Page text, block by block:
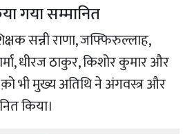
गया सम्मानित
सन्नी राणा, जफ्फिरुल्लाह,
धीरज ठाकुर, किशोर कुमार और
क़ो भी मुख्य अतिथि ने अंगवस्त्र और
किया।